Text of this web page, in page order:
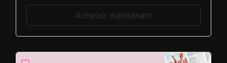
Achetez maintenant